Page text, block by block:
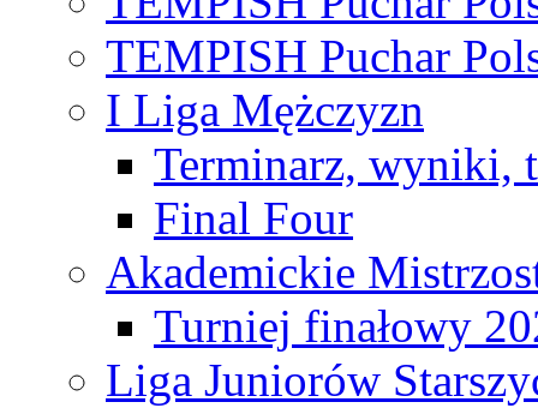
TEMPISH Puchar
I Liga Mężczyzn
Terminarz, wyniki,
Final Four
Akademickie
Turniej finałowy
Liga Juniorów